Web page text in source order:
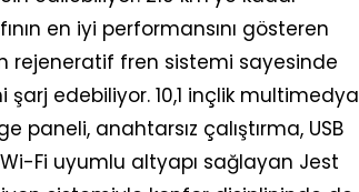
en iyi performansını gösteren
rejeneratif fren sistemi sayesinde
edebiliyor. 10,1 inçlik multimedya
anahtarsız çalıştırma, USB
Wi-Fi uyumlu altyapı sağlayan Jest